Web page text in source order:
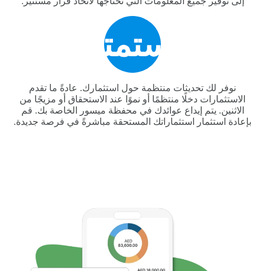
استمتع
نوفر لك تحديثات منتظمة حول استثمارك. عادةً ما تقدم
الاستثمارات دخلًا منتظمًا أو نموًا عند الاستحقاق أو مزيجًا من
الاثنين. يتم إيداع عوائدك في محفظة ميسور الخاصة بك. قم
بإعادة استثمار استثماراتك المستحقة مباشرةً في فرصة جديدة.